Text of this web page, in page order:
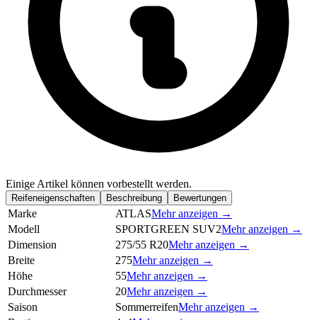
Einige Artikel können vorbestellt werden.
Reifeneigenschaften Beschreibung Bewertungen
Marke ATLASMehr anzeigen →
Modell
SPORTGREEN SUV2Mehr anzeigen →
Dimension
275/55 R20Mehr anzeigen →
Breite
275Mehr anzeigen →
Höhe
55Mehr anzeigen →
Durchmesser
20Mehr anzeigen →
Saison
SommerreifenMehr anzeigen →